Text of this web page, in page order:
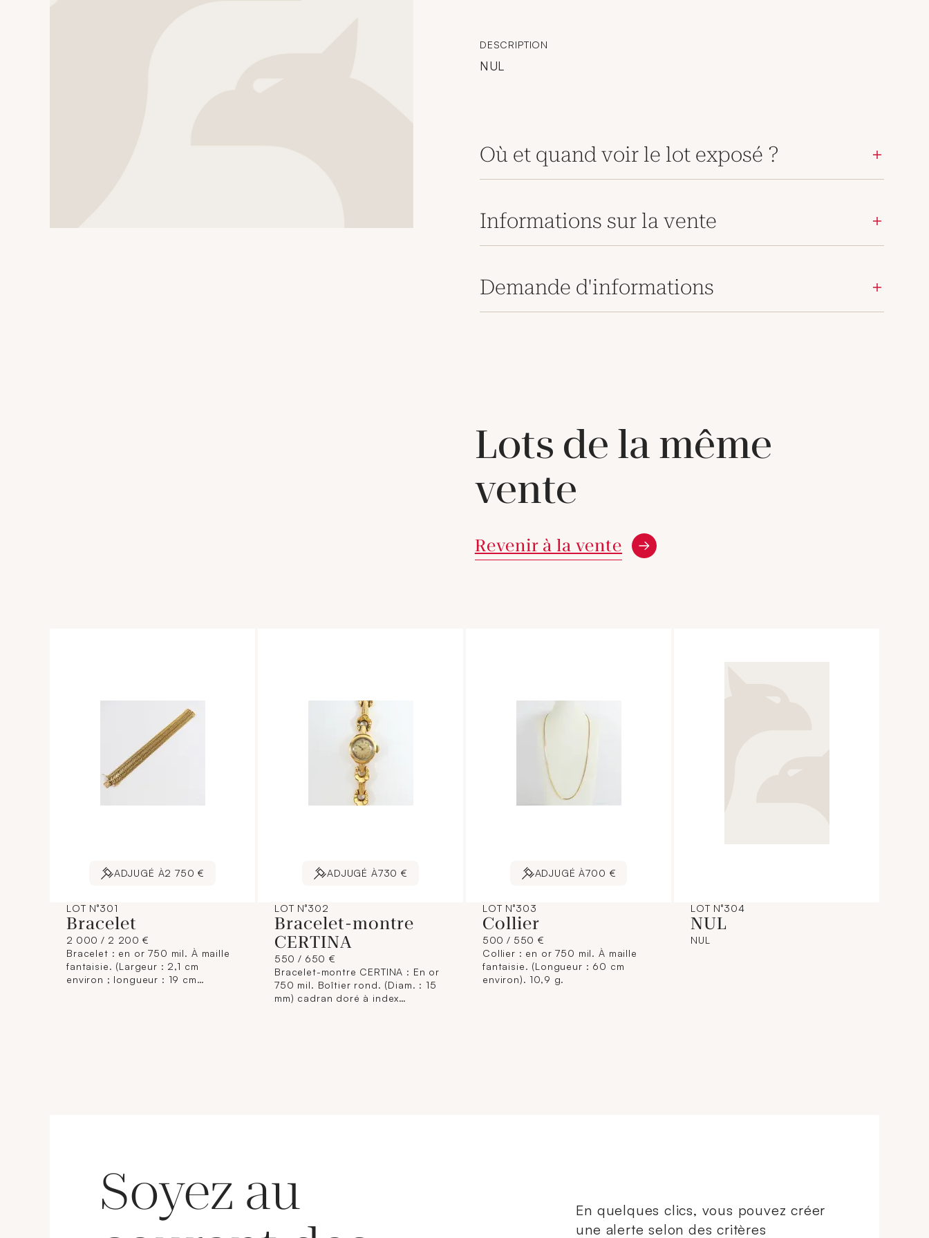
DESCRIPTION
NUL
Où et quand voir le lot exposé ?
Informations sur la vente
Demande d'informations
Lots de la même
vente
Revenir à la vente
ADJUGÉ À2 750 €
LOT N°301
Bracelet
2 000 / 2 200 €
Bracelet : en or 750 mil. À maille
fantaisie. (Largeur : 2,1 cm
environ ; longueur : 19 cm
ADJUGÉ À730 €
LOT N°302
Bracelet-montre
CERTINA
550 / 650 €
Bracelet-montre CERTINA : En or
750 mil. Boîtier rond. (Diam. : 15
mm) cadran doré à index
ADJUGÉ À700 €
LOT N°303
Collier
500 / 550 €
Collier : en or 750 mil. À maille
fantaisie. (Longueur : 60 cm
environ). 10,9 g.
LOT N°304
NUL
NUL
Soyez au
En quelques clics, vous pouvez créer
une alerte selon des critères